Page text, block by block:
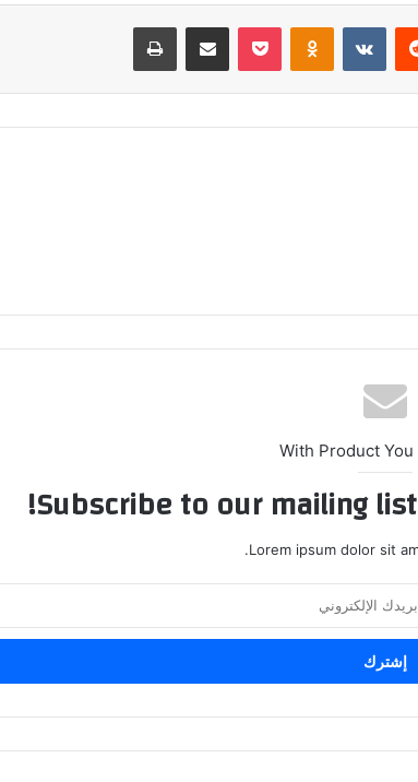
With Product You
Subscribe to our mailing
Lorem ipsum dolor sit